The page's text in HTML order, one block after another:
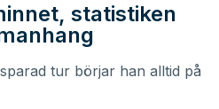
statistiken
tur börjar han alltid på